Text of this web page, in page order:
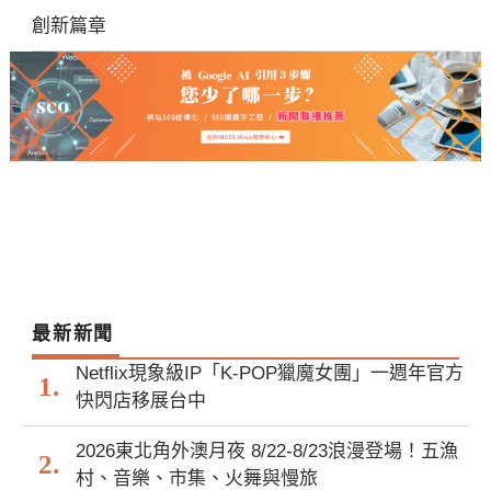
創新篇章
最新新聞
Netflix現象級IP「K-POP獵魔女團」一週年官方
快閃店移展台中
2026東北角外澳月夜 8/22-8/23浪漫登場！五漁
村、音樂、市集、火舞與慢旅